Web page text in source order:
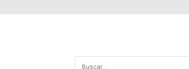
Buscar...